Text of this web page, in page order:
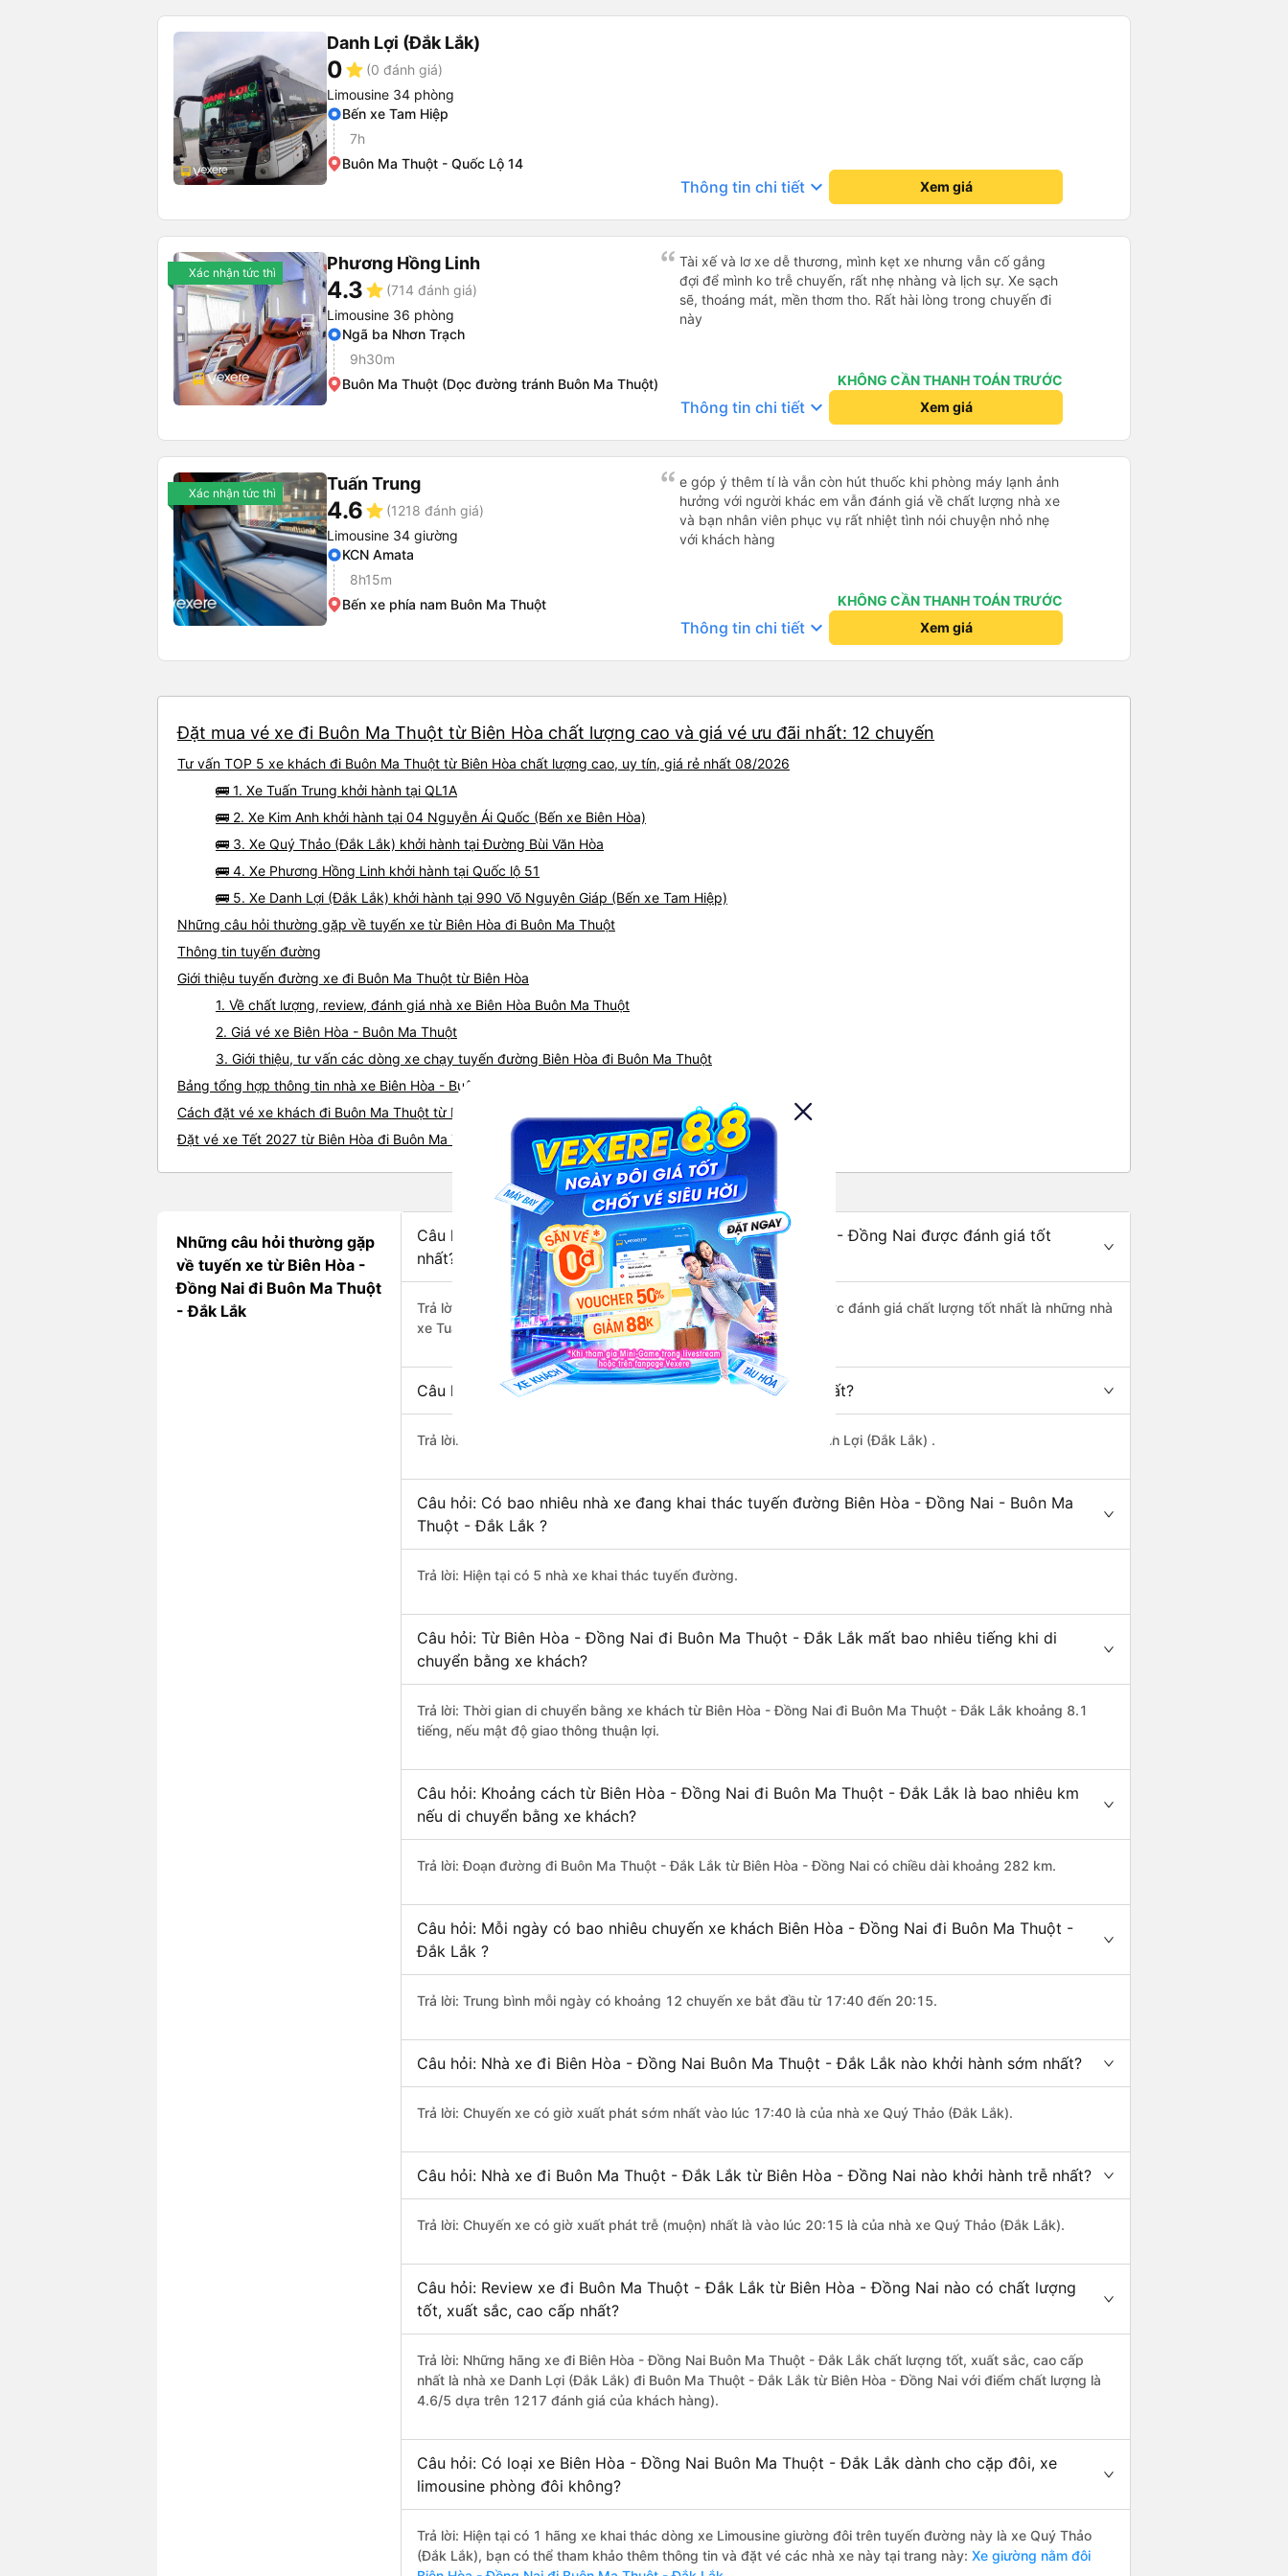
Danh Lợi (Đắk Lắk)
0star (0 đánh giá)
Limousine 34 phòng
Bến xe Tam Hiệp
7h
Buôn Ma Thuột - Quốc Lộ 14
Thông tin chi tiết keyboard_arrow_down Xem giá
Xác nhận tức thì Phương Hồng Linh
4.3star (714 đánh giá)
Limousine 36 phòng
Ngã ba Nhơn Trạch
9h30m
Buôn Ma Thuột (Dọc đường tránh Buôn Ma Thuột)
Tài xế và lơ xe dễ thương, mình kẹt xe nhưng vẫn cố gắng
đợi để mình ko trễ chuyến, rất nhẹ nhàng và lịch sự. Xe sạch
sẽ, thoáng mát, mền thơm tho. Rất hài lòng trong chuyến đi
này
KHÔNG CẦN THANH TOÁN TRƯỚC
Thông tin chi tiết keyboard_arrow_down Xem giá
Xác nhận tức thì Tuấn Trung
4.6star (1218 đánh giá)
Limousine 34 giường
KCN Amata
8h15m
Bến xe phía nam Buôn Ma Thuột
e góp ý thêm tí là vẫn còn hút thuốc khi phòng máy lạnh ảnh
hưởng với người khác em vẫn đánh giá về chất lượng nhà xe
và bạn nhân viên phục vụ rất nhiệt tình nói chuyện nhỏ nhẹ
với khách hàng
KHÔNG CẦN THANH TOÁN TRƯỚC
Thông tin chi tiết keyboard_arrow_down Xem giá
Đặt mua vé xe đi Buôn Ma Thuột từ Biên Hòa chất lượng cao và giá vé ưu đãi nhất: 12 chuyến
Tư vấn TOP 5 xe khách đi Buôn Ma Thuột từ Biên Hòa chất lượng cao, uy tín, giá rẻ nhất 08/2026
🚌 1. Xe Tuấn Trung khởi hành tại QL1A
🚌 2. Xe Kim Anh khởi hành tại 04 Nguyễn Ái Quốc (Bến xe Biên Hòa)
🚌 3. Xe Quý Thảo (Đắk Lắk) khởi hành tại Đường Bùi Văn Hòa
🚌 4. Xe Phương Hồng Linh khởi hành tại Quốc lộ 51
🚌 5. Xe Danh Lợi (Đắk Lắk) khởi hành tại 990 Võ Nguyên Giáp (Bến xe Tam Hiệp)
Những câu hỏi thường gặp về tuyến xe từ Biên Hòa đi Buôn Ma Thuột
Thông tin tuyến đường
Giới thiệu tuyến đường xe đi Buôn Ma Thuột từ Biên Hòa
1. Về chất lượng, review, đánh giá nhà xe Biên Hòa Buôn Ma Thuột
2. Giá vé xe Biên Hòa - Buôn Ma Thuột
3. Giới thiệu, tư vấn các dòng xe chạy tuyến đường Biên Hòa đi Buôn Ma Thuột
Bảng tổng hợp thông tin nhà xe Biên Hòa - Buôn Ma Thuột
Cách đặt vé xe khách đi Buôn Ma Thuột từ Biên Hòa nhanh và uy tín nhất
Đặt vé xe Tết 2027 từ Biên Hòa đi Buôn Ma Thuột
Những câu hỏi thường gặp
về tuyến xe từ Biên Hòa -
Đồng Nai đi Buôn Ma Thuột
- Đắk Lắk
Câu hỏi: Nhà xe đi Buôn Ma Thuột - Đắk Lắk từ Biên Hòa - Đồng Nai được đánh giá tốt
nhất?
Trả lời: Xe đi Buôn Ma Thuột - Đắk Lắk từ Biên Hòa - Đồng Nai được đánh giá chất lượng tốt nhất là những nhà
xe Tuấn Trung, Kim Anh, Quý Thảo (Đắk Lắk).
Câu hỏi: Xe nào đi Buôn Ma Thuột - Đắk Lắk có giá rẻ nhất?
Trả lời: Vé xe rẻ nhất có mức giá là 350.000 đồng của nhà xe Danh Lợi (Đắk Lắk) .
Câu hỏi: Có bao nhiêu nhà xe đang khai thác tuyến đường Biên Hòa - Đồng Nai - Buôn Ma
Thuột - Đắk Lắk ?
Trả lời: Hiện tại có 5 nhà xe khai thác tuyến đường.
Câu hỏi: Từ Biên Hòa - Đồng Nai đi Buôn Ma Thuột - Đắk Lắk mất bao nhiêu tiếng khi di
chuyển bằng xe khách?
Trả lời: Thời gian di chuyển bằng xe khách từ Biên Hòa - Đồng Nai đi Buôn Ma Thuột - Đắk Lắk khoảng 8.1
tiếng, nếu mật độ giao thông thuận lợi.
Câu hỏi: Khoảng cách từ Biên Hòa - Đồng Nai đi Buôn Ma Thuột - Đắk Lắk là bao nhiêu km
nếu di chuyển bằng xe khách?
Trả lời: Đoạn đường đi Buôn Ma Thuột - Đắk Lắk từ Biên Hòa - Đồng Nai có chiều dài khoảng 282 km.
Câu hỏi: Mỗi ngày có bao nhiêu chuyến xe khách Biên Hòa - Đồng Nai đi Buôn Ma Thuột -
Đắk Lắk ?
Trả lời: Trung bình mỗi ngày có khoảng 12 chuyến xe bắt đầu từ 17:40 đến 20:15.
Câu hỏi: Nhà xe đi Biên Hòa - Đồng Nai Buôn Ma Thuột - Đắk Lắk nào khởi hành sớm nhất?
Trả lời: Chuyến xe có giờ xuất phát sớm nhất vào lúc 17:40 là của nhà xe Quý Thảo (Đắk Lắk).
Câu hỏi: Nhà xe đi Buôn Ma Thuột - Đắk Lắk từ Biên Hòa - Đồng Nai nào khởi hành trễ nhất?
Trả lời: Chuyến xe có giờ xuất phát trễ (muộn) nhất là vào lúc 20:15 là của nhà xe Quý Thảo (Đắk Lắk).
Câu hỏi: Review xe đi Buôn Ma Thuột - Đắk Lắk từ Biên Hòa - Đồng Nai nào có chất lượng
tốt, xuất sắc, cao cấp nhất?
Trả lời: Những hãng xe đi Biên Hòa - Đồng Nai Buôn Ma Thuột - Đắk Lắk chất lượng tốt, xuất sắc, cao cấp
nhất là nhà xe Danh Lợi (Đắk Lắk) đi Buôn Ma Thuột - Đắk Lắk từ Biên Hòa - Đồng Nai với điểm chất lượng là
4.6/5 dựa trên 1217 đánh giá của khách hàng).
Câu hỏi: Có loại xe Biên Hòa - Đồng Nai Buôn Ma Thuột - Đắk Lắk dành cho cặp đôi, xe
limousine phòng đôi không?
Trả lời: Hiện tại có 1 hãng xe khai thác dòng xe Limousine giường đôi trên tuyến đường này là xe Quý Thảo
(Đắk Lắk), bạn có thể tham khảo thêm thông tin và đặt vé các nhà xe này tại trang này: Xe giường nằm đôi